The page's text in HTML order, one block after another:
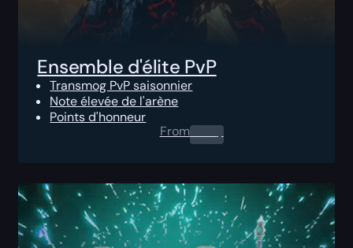
Ensemble d'élite PvP
Transmog PvP saisonnier
Note élevée de l'arène
Points d'honneur
From0.00$